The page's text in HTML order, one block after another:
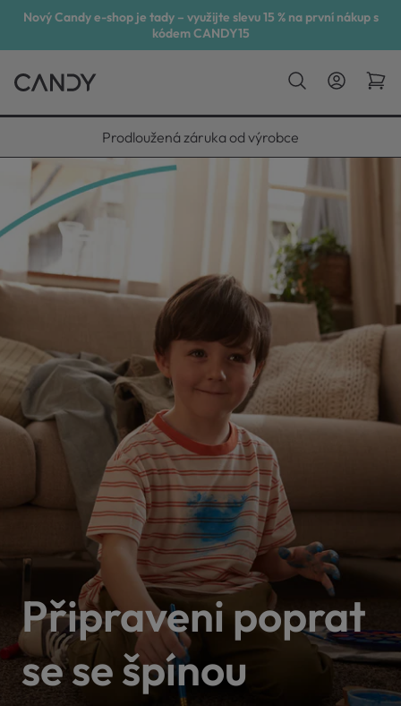
Nový Candy e-shop je tady – využijte slevu 15 % na první nákup s
kódem CANDY15
Vyneseme, zapojíme, odvezeme
Připraveni poprat
se se špínou